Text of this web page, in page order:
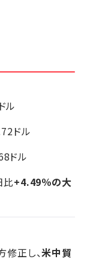
ル
ドル
ドル
比+4.49％の大
正し、米中貿